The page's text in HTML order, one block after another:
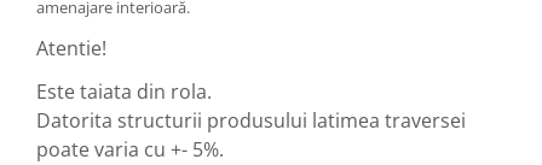
amenajare interioară.
Atentie!
Este taiata din rola.
Datorita structurii produsului latimea traversei
poate varia cu +- 5%.